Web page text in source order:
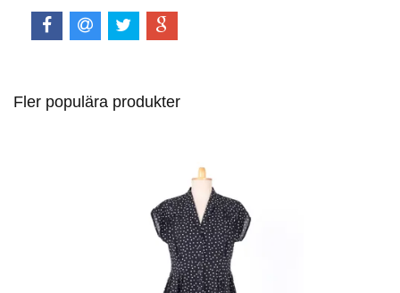
Fler populära produkter